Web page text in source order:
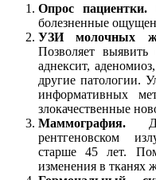
Опрос пациентки.
болезненные
УЗИ молочных
Позволяет выявить
аднексит,
другие патологии.
информативных
злокачественные
Маммография.
рентгеновском
старше 45 лет.
изменения в тканях